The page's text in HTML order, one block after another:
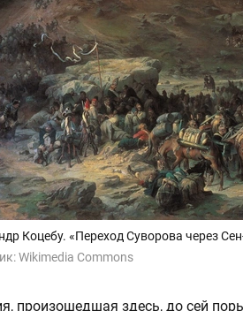
Коцебу. «Переход Суворова через
Wikimedia Commons
произошедшая здесь, до сей